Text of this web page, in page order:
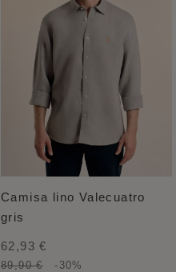
Camisa lino Valecuatro
gris
62,93 €
89,90 € -30%